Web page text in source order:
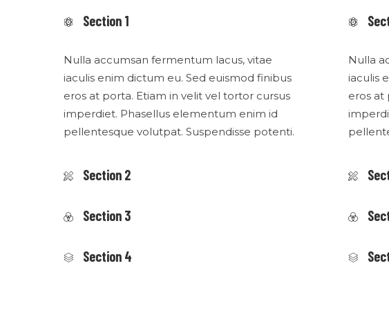
Section 1
Nulla accumsan fermentum lacus, vitae
iaculis enim dictum eu. Sed euismod finibus
eros at porta. Etiam in velit vel tortor cursus
imperdiet. Phasellus elementum enim id
pellentesque volutpat. Suspendisse potenti.
Section 2
Section 3
Section 4
Nulla
iaculis
eros at